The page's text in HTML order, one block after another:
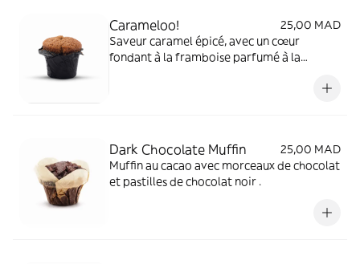
Carameloo!
25,00 MAD
Saveur caramel épicé, avec un cœur
fondant à la framboise parfumé à la
Dark Chocolate Muffin
25,00 MAD
Muffin au cacao avec morceaux de chocolat
et pastilles de chocolat noir .